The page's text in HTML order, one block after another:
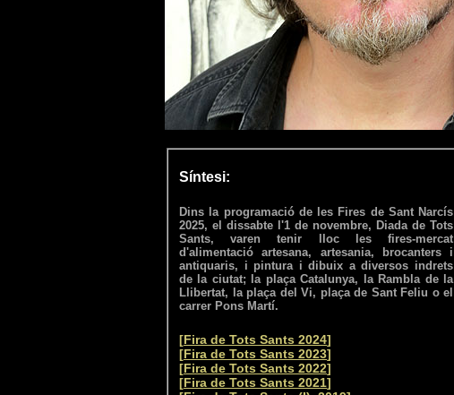
Síntesi:
Dins la programació de les Fires de Sant Narcís
2025, el dissabte l'1 de novembre, Diada de Tots
Sants, varen tenir lloc les fires-mercat
d'alimentació artesana, artesania, brocanters i
antiquaris, i pintura i dibuix a diversos indrets
de la ciutat; la plaça Catalunya, la Rambla de la
Llibertat, la plaça del Vi, plaça de Sant Feliu o el
carrer Pons Martí.
[Fira de Tots Sants 2024]
[Fira de Tots Sants 2023]
[Fira de Tots Sants 2022]
[Fira de Tots Sants 2021]